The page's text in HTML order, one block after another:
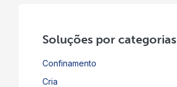
Soluções por categorias
Confinamento
Cria